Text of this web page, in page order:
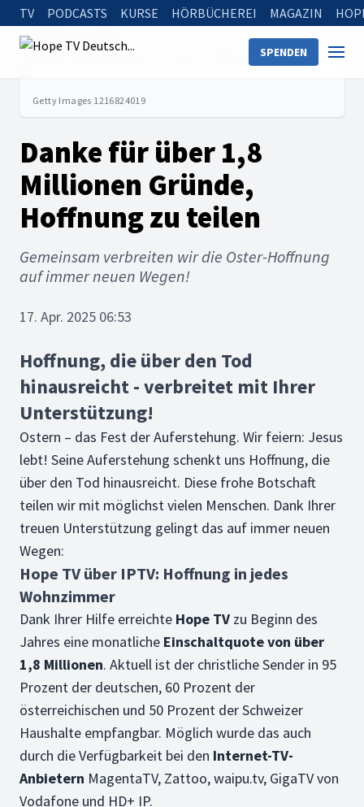
TV PODCASTS KURSE HÖRBÜCHEREI MAGAZIN
SPENDEN
Startseite
Danke für über 1,8 Millionen Gründe, Hoffnung zu teilen
Getty Images 1216824019
Danke für über 1,8
Millionen Gründe,
Hoffnung zu teilen
Gemeinsam verbreiten wir die Oster-Hoffnung
auf immer neuen Wegen!
17. Apr. 2025 06:53
Hoffnung, die über den Tod
hinausreicht - verbreitet mit Ihrer
Unterstützung!
Ostern – das Fest der Auferstehung. Wir feiern: Jesus
lebt! Seine Auferstehung schenkt uns Hoffnung, die
über den Tod hinausreicht. Diese frohe Botschaft
teilen wir mit möglichst vielen Menschen. Dank Ihrer
treuen Unterstützung gelingt das auf immer neuen
Wegen:
Hope TV über IPTV: Hoffnung in jedes
Wohnzimmer
Dank Ihrer Hilfe erreichte Hope TV zu Beginn des
Jahres eine monatliche Einschaltquote von über
1,8 Millionen. Aktuell ist der christliche Sender in 95
Prozent der deutschen, 60 Prozent der
österreichischen und 50 Prozent der Schweizer
Haushalte empfangbar. Möglich wurde das auch
durch die Verfügbarkeit bei den Internet-TV-
Anbietern MagentaTV, Zattoo, waipu.tv, GigaTV von
Vodafone und HD+ IP.